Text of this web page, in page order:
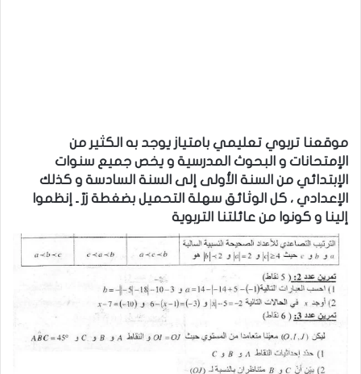
موقعنا تربوي تعليمي بامتياز يوجد به الكثير من
الإمتحانات و البحوث المدرسية و يخص جميع سنوات
الإبتدائي من السنة الأولى إلى السنة السادسة و كذلك
الإعدادي ، كل الوثائق سهلة التحميل بضغطة زرّ ـ إنظموا
إلينا و كونوا من عائلتنا التربوية